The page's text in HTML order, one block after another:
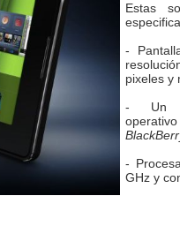
Estas
-
pixeles y
- Un
-
GHz y